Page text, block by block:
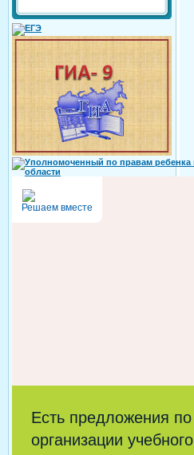
Решаем вместе
Есть предложения по
организации учебного